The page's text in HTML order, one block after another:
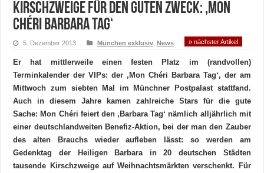
Kirschzweige für den guten Zweck: ‚Mon
Chéri Barbara Tag‘
5. Dezember 2013 München exklusiv ,News » nächster Artikel
Er hat mittlerweile einen festen Platz im (randvollen)
Terminkalender der VIPs: der ‚Mon Chéri Barbara Tag‘, der am
Mittwoch zum siebten Mal im Münchner Postpalast stattfand.
Auch in diesem Jahre kamen zahlreiche Stars für die gute
Sache: Mon Chéri feiert den ‚Barbara Tag‘ nämlich alljährlich mit
einer deutschlandweiten Benefiz-Aktion, bei der man den Zauber
des alten Brauchs wieder aufleben lässt: so werden am
Gedenktag der Heiligen Barbara in 20 deutschen Städten
tausende Kirschzweige auf Weihnachtsmärkten verschenkt. Für